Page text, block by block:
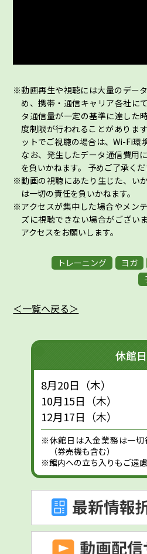
動画再生や視聴には大量のデー
め、携帯・通信キャリア各社に
タ通信量が一定の基準に達した
度制限が行われることがありま
ットでご視聴の場合は、Wi-Fi環
なお、発生したデータ通信費用
を負いかねます。 予めご了承くだ
動画の視聴にあたり生じた、い
は一切の責任を負いかねます。
アクセスが集中した場合やメン
ズに視聴できない場合がござい
アクセスをお願いします。
トレーニング ヨガ
＜一覧へ戻る＞
休館日
8月20日（木）
10月15日（木）
12月17日（木）
※休館日は入金業務は一切
（券売機も含む）
※館内への立ち入りもご遠慮